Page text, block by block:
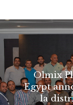
Olmix
Egypt
la